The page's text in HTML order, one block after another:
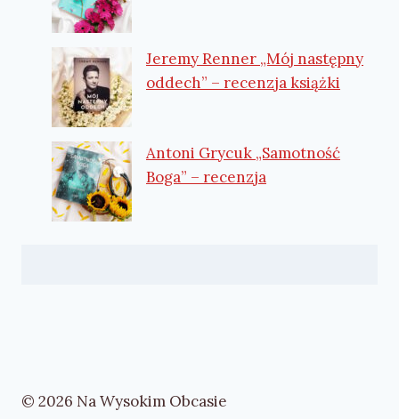
Jeremy Renner „Mój następny
oddech” – recenzja książki
Antoni Grycuk „Samotność
Boga” – recenzja
© 2026 Na Wysokim Obcasie